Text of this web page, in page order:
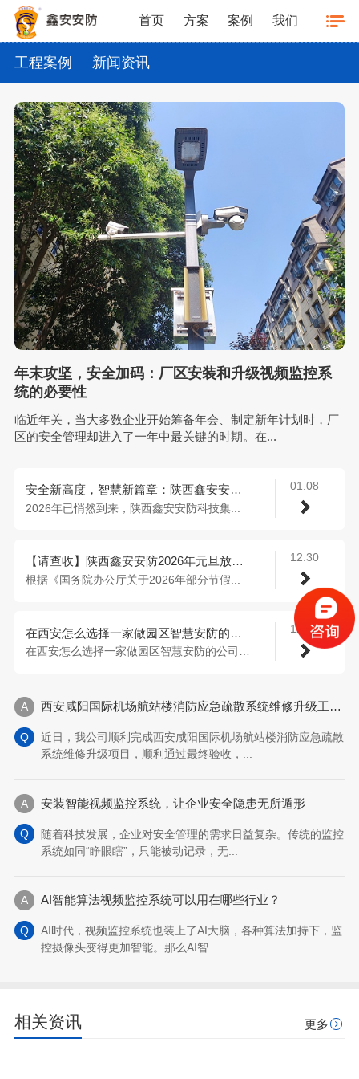
首页 方案 案例 我们
工程案例 新闻资讯
年末攻坚，安全加码：厂区安装和升级视频监控系
统的必要性
临近年关，当大多数企业开始筹备年会、制定新年计划时，厂
区的安全管理却进入了一年中最关键的时期。在...
01.08
安全新高度，智慧新篇章：陕西鑫安安防2026年发展展望
2026年已悄然到来，陕西鑫安安防科技集...
12.30
【请查收】陕西鑫安安防2026年元旦放假通知
根据《国务院办公厅关于2026年部分节假...
12.25
在西安怎么选择一家做园区智慧安防的公司？
西安咸阳国际机场航站楼消防应急疏散系统维修升级工程圆满完成
近日，我公司顺利完成西安咸阳国际机场航站楼消防应急疏散
系统维修升级项目，顺利通过最终验收，...
安装智能视频监控系统，让企业安全隐患无所遁形
随着科技发展，企业对安全管理的需求日益复杂。传统的监控
系统如同“睁眼瞎”，只能被动记录，无...
AI智能算法视频监控系统可以用在哪些行业？
AI时代，视频监控系统也装上了AI大脑，各种算法加持下，监
控摄像头变得更加智能。那么AI智...
相关资讯 更多